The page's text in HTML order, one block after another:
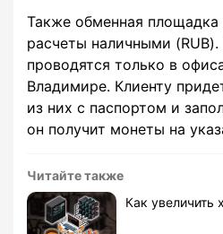
Также обменная
расчеты наличными
проводятся только в
Владимире. Клиенту
из них с паспортом и
он получит монеты на
Читайте также
Как увеличить